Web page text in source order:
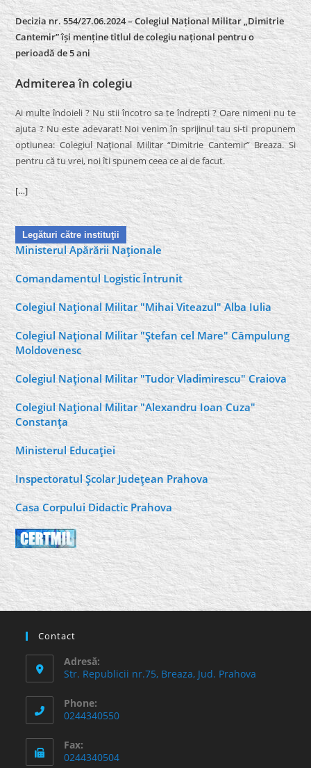
Decizia nr. 554/27.06.2024 – Colegiul Național Militar „Dimitrie
Cantemir” își menține titlul de colegiu național pentru o
perioadă de 5 ani
Admiterea în colegiu
Ai multe îndoieli ? Nu stii încotro sa te îndrepti ? Oare nimeni nu te
ajuta ? Nu este adevarat! Noi venim în sprijinul tau si-ti propunem
optiunea: Colegiul Naţional Militar “Dimitrie Cantemir” Breaza. Si
pentru că tu vrei, noi îti spunem ceea ce ai de facut.
[…]
Legături către instituţii
Ministerul Apărării Naţionale
Comandamentul Logistic Întrunit
Colegiul Naţional Militar "Mihai Viteazul" Alba Iulia
Colegiul Naţional Militar "Ştefan cel Mare" Câmpulung
Moldovenesc
Colegiul Naţional Militar "Tudor Vladimirescu" Craiova
Colegiul Naţional Militar "Alexandru Ioan Cuza"
Constanţa
Ministerul Educaţiei
Inspectoratul Şcolar Judeţean Prahova
Casa Corpului Didactic Prahova
Contact
Adresă:
Str. Republicii nr.75, Breaza, Jud. Prahova
Phone:
0244340550
Fax:
0244340504